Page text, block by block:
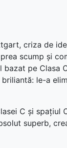
criza de
scump și
pe Clasa
le-a
C și
superb,